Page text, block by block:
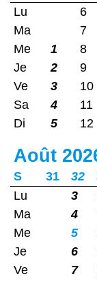
Lu
6
Ma
7
Me
1 8
Je
2 9
Ve
3 10
Sa
4 11
Di
5 12
Août
S 31 32
Lu
3
Ma
4
Me
5
Je
6
Ve
7